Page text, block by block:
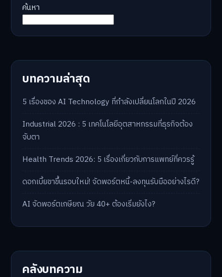
ค้นหา
บทความล่าสุด
5 เรื่องของ AI Technology ที่กำลังเปลี่ยนโลกในปี 2026
Industrial 2026 : 5 เทคโนโลยีอุตสาหกรรมที่ธุรกิจต้อง
จับตา
Health Trends 2026: 5 เรื่องเกี่ยวกับการแพทย์ที่ควรรู้
ดอกเบี้ยขาขึ้นรอบใหม่! จัดพอร์ตหนี้-ลงทุนรับมืออย่างไรดี?
AI จัดพอร์ตเกษียณ วัย 40+ ต้องเริ่มยังไง?
คลังบทความ